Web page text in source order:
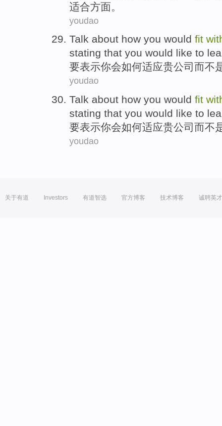
适合方面 。
youdao
Talk about how you would fit
stating that you would like to
要表示你会如何适应贵公司 而不
youdao
Talk about how you would fit
stating that you would like to
要表示你会如何适应贵公司 而不
youdao
关于有道 Investors 有道智选 官方博客 技术博客 诚聘英才